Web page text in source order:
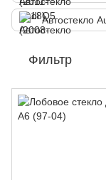
Автостекло
Фильтр